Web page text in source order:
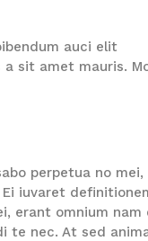
auci elit
sit amet mauris.
perpetua no mei,
iuvaret
erant omnium nam
te nec. At sed